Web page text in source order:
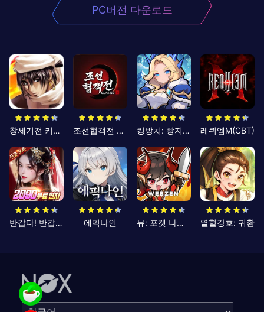
PC버전 다운로드
창세기전 키우기 조선협객전 클래식 킹방치: 빵지의 제왕 레퀴엠M(CBT)
반갑다! 반갑삼국지 에픽나인 뮤: 포켓 나이츠 열혈강호: 귀환